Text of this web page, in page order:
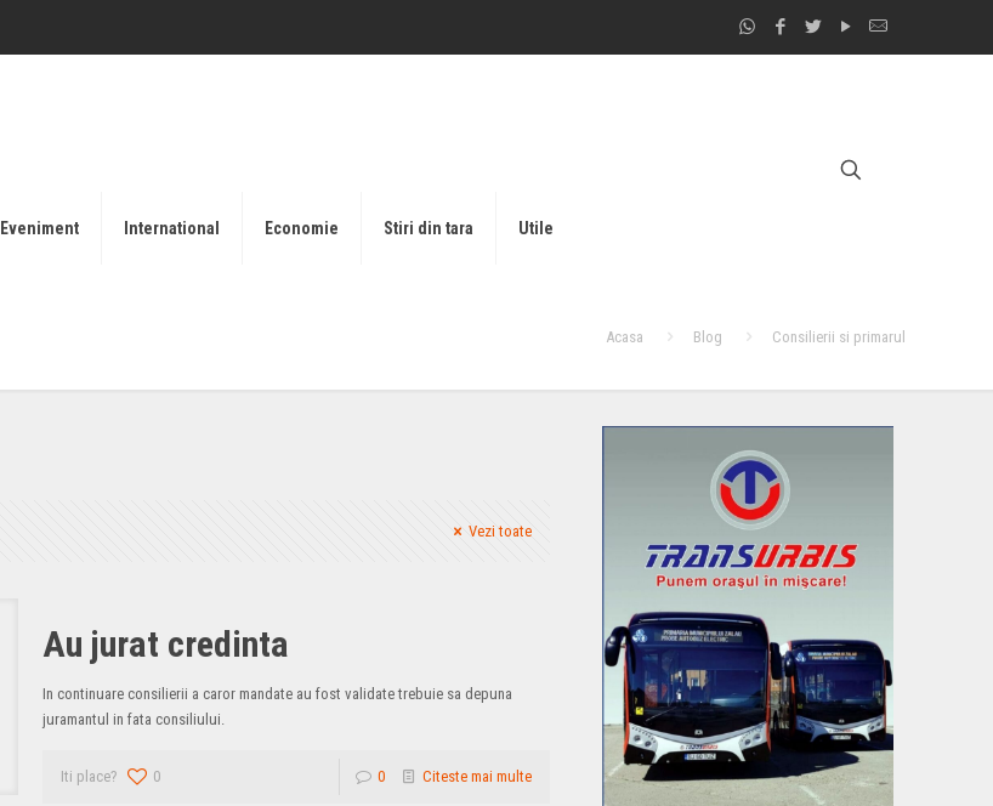
Eveniment International Economie Stiri din tara Utile
Acasa Blog Consilierii si primarul
Vezi toate
Au jurat credinta
In continuare consilierii a caror mandate au fost validate trebuie sa depuna
juramantul in fata consiliului.
Iti place? 0 0 Citeste mai multe